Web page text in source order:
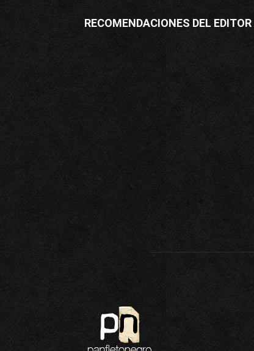
RECOMENDACIONES DEL EDITOR